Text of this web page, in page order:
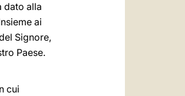
dato alla
ai
Signore,
Paese.
cui